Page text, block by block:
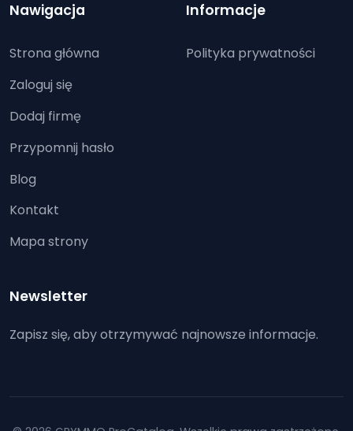
Nawigacja
Strona główna
Zaloguj się
Dodaj firmę
Przypomnij hasło
Blog
Kontakt
Mapa strony
Informacje
Polityka prywatności
Newsletter
Zapisz się, aby otrzymywać najnowsze informacje.